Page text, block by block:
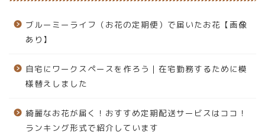
ブルーミーライフ（お花の定期便）で届いたお花【画像
あり】
自宅にワークスペースを作ろう｜在宅勤務するために模
様替えしました
綺麗なお花が届く！おすすめ定期配送サービスはココ！
ランキング形式で紹介しています